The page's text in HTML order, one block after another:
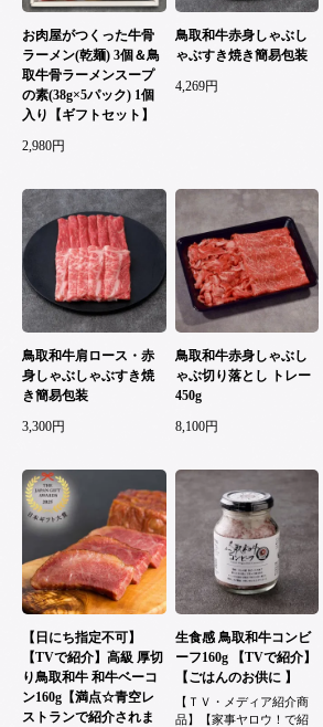
お肉屋がつくった牛骨
ラーメン(乾麺) 3個＆鳥
取牛骨ラーメンスープ
の素(38g×5パック) 1個
入り【ギフトセット】
2,980円
鳥取和牛赤身しゃぶし
ゃぶすき焼き簡易包装
4,269円
鳥取和牛肩ロース・赤
身しゃぶしゃぶすき焼
き簡易包装
3,300円
鳥取和牛赤身しゃぶし
ゃぶ切り落とし トレー
450g
8,100円
【日にち指定不可】
【TVで紹介】高級 厚切
り鳥取和牛 和牛ベーコ
ン160g【満点☆青空レ
ストランで紹介されま
生食感 鳥取和牛コンビ
ーフ160g 【TVで紹介】
【ごはんのお供に 】
【ＴＶ・メディア紹介商
品】【家事ヤロウ！で紹